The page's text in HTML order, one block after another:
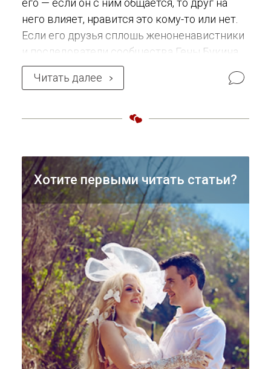
его — если он с ним общается, то друг на
него влияет, нравится это кому-то или нет.
Если его друзья сплошь женоненавистники
и последователи сообщества Гены Букина
«Без баб», то считайте, что вам «крупно
повезло». В пору влюбленности ваш
такие уж у него друзья, а сам он не
Читать далее
Хотите первыми читать статьи?